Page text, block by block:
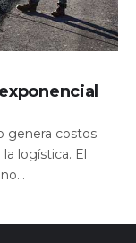
genera costos
logística. El